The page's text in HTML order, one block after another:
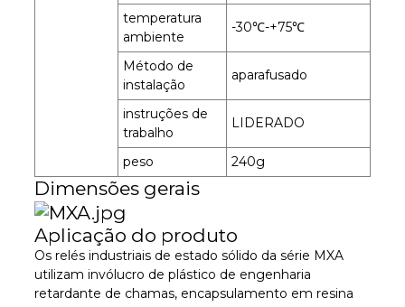
temperatura
ambiente
-30℃-+75℃
Método de
instalação
aparafusado
instruções de
trabalho
LIDERADO
peso 240g
Dimensões gerais
Aplicação do produto
Os relés industriais de estado sólido da série MXA
utilizam invólucro de plástico de engenharia
retardante de chamas, encapsulamento em resina